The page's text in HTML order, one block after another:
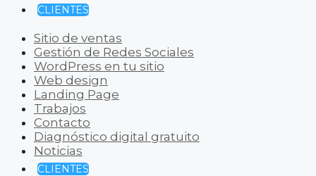
CLIENTES
Sitio de ventas
Gestión de Redes Sociales
WordPress en tu sitio
Web design
Landing Page
Trabajos
Contacto
Diagnóstico digital gratuito
Noticias
CLIENTES